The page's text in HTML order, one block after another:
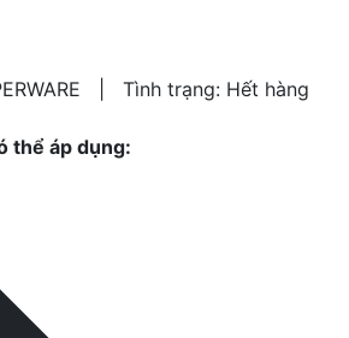
Tình trạng: Hết hàng
thể áp dụng: